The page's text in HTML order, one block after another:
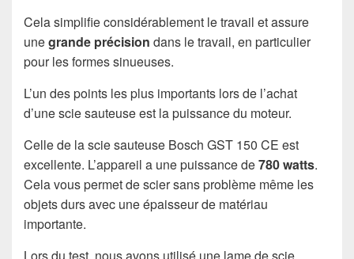
Cela simplifie considérablement le travail et assure
unegrande précision dans le travail, en particulier
pour les formes sinueuses.
L’un des points les plus importants lors de l’achat
d’une scie sauteuse est la puissance du moteur.
Celle de la scie sauteuse Bosch GST 150 CE est
excellente. L’appareil a une puissance de780watts.
Cela vous permet de scier sans problème même les
objets durs avec une épaisseur de matériau
importante.
Lors du test, nous avons utilisé une lame de scie